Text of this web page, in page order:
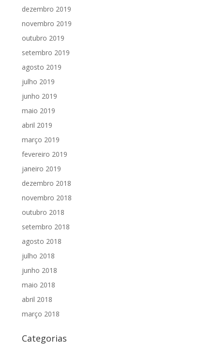
dezembro 2019
novembro 2019
outubro 2019
setembro 2019
agosto 2019
julho 2019
junho 2019
maio 2019
abril 2019
março 2019
fevereiro 2019
janeiro 2019
dezembro 2018
novembro 2018
outubro 2018
setembro 2018
agosto 2018
julho 2018
junho 2018
maio 2018
abril 2018
março 2018
Categorias